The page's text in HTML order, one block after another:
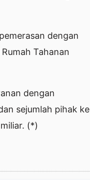
dengan
Tahanan
dengan
sejumlah pihak ke
(*)